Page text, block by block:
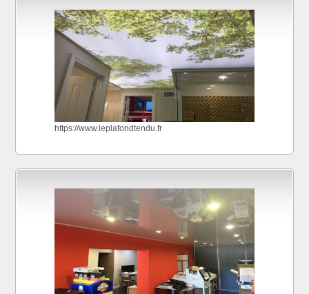
https://www.leplafondtendu.fr